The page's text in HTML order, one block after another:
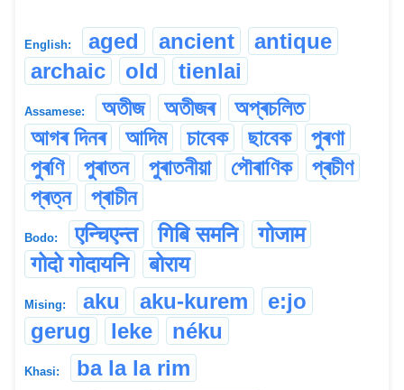
English: aged ancient
antique
archaic
old tienlai
Assamese: অতীজ অতীজৰ
অপ্ৰচলিত
আগৰ দিনৰ
আদিম চাবেক ছাবেক
পুৰণা
পুৰণি
পুৰাতন পুৰাতনীয়া পৌৰাণিক
প্ৰচীণ
প্ৰত্ন
প্ৰাচীন
Bodo: एन्चिएन्त गिबि समनि
गोजाम
गोदो गोदायनि
बोराय
Mising: aku aku-kurem
e:jo
gerug
leke néku
Khasi: ba la la rim